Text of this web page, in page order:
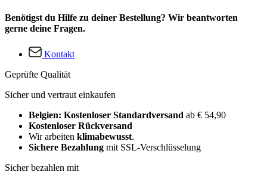
Benötigst du Hilfe zu deiner Bestellung? Wir beantworten
gerne deine Fragen.
Kontakt
Geprüfte Qualität
Sicher und vertraut einkaufen
Belgien: Kostenloser Standardversand ab € 54,90
Kostenloser Rückversand
Wir arbeiten klimabewusst.
Sichere Bezahlung mit SSL-Verschlüsselung
Sicher bezahlen mit